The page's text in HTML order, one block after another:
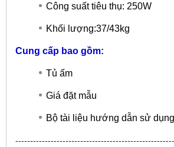
Công suất tiêu thụ: 250W
Khối lượng:37/43kg
Cung cấp bao gồm:
Tủ ấm
Giá đặt mẫu
Bộ tài liệu hướng dẫn sử dụng